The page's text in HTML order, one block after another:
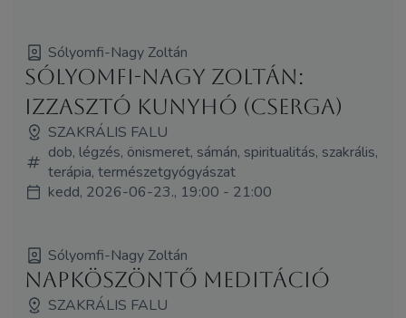
Sólyomfi-Nagy Zoltán
Sólyomfi-Nagy Zoltán:
Izzasztó kunyhó (Cserga)
SZAKRÁLIS FALU
dob, légzés, önismeret, sámán, spiritualitás, szakrális,
terápia, természetgyógyászat
kedd, 2026-06-23., 19:00 - 21:00
Sólyomfi-Nagy Zoltán
Napköszöntő meditáció
SZAKRÁLIS FALU